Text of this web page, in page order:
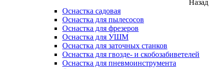
Назад
Оснастка садовая
Оснастка для пылесосов
Оснастка для фрезеров
Оснастка для УШМ
Оснастка для заточных станков
Оснастка для гвозде- и скобозабиветелей
Оснастка для пневмоинструмента